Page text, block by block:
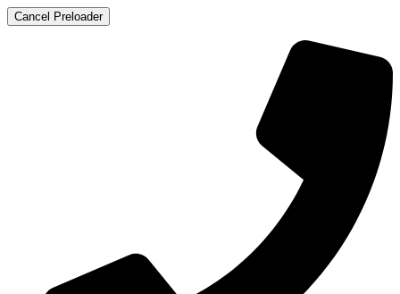
Cancel Preloader